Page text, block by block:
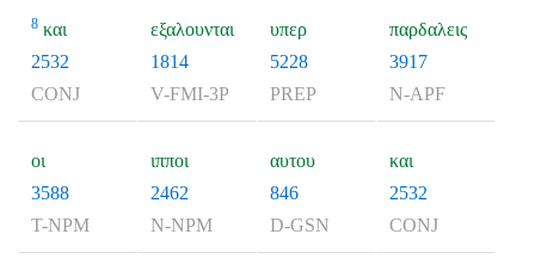
8 και
2532
CONJ
εξαλουνται
1814
V-FMI-3P
υπερ
5228
PREP
παρδαλεις
3917
N-APF
οι
3588
T-NPM
ιπποι
2462
N-NPM
αυτου
846
D-GSN
και
2532
CONJ